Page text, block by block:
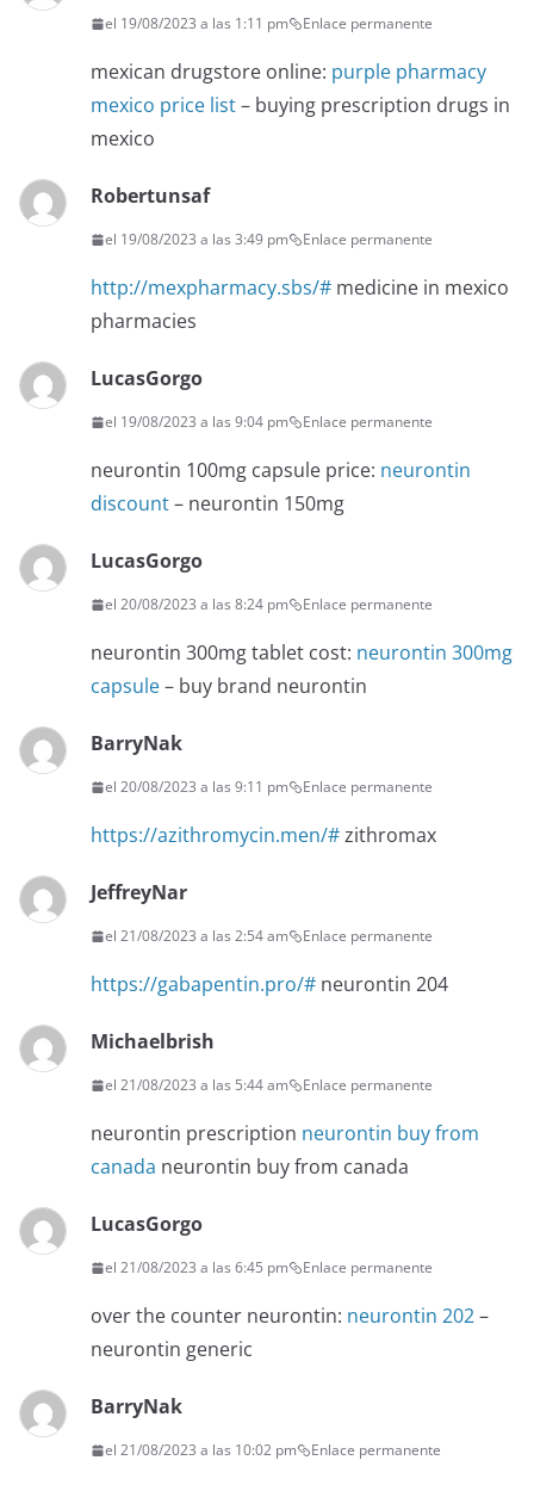
el 19/08/2023 a las 1:11 pm Enlace permanente
mexican drugstore online: purple pharmacy
mexico price list– buying prescription drugs in
mexico
Robertunsaf
el 19/08/2023 a las 3:49 pm Enlace permanente
http://mexpharmacy.sbs/# medicine in mexico
pharmacies
LucasGorgo
el 19/08/2023 a las 9:04 pm Enlace permanente
neurontin 100mg capsule price: neurontin
discount– neurontin 150mg
LucasGorgo
el 20/08/2023 a las 8:24 pm Enlace permanente
neurontin 300mg tablet cost: neurontin 300mg
capsule– buy brand neurontin
BarryNak
el 20/08/2023 a las 9:11 pm Enlace permanente
https://azithromycin.men/#zithromax
JeffreyNar
el 21/08/2023 a las 2:54 am Enlace permanente
https://gabapentin.pro/# neurontin 204
Michaelbrish
el 21/08/2023 a las 5:44 am Enlace permanente
neurontin prescription neurontin buy from
canada neurontin buy from canada
LucasGorgo
el 21/08/2023 a las 6:45 pm Enlace permanente
over the counter neurontin: neurontin 202–
neurontin generic
BarryNak
el 21/08/2023 a las 10:02 pm Enlace permanente